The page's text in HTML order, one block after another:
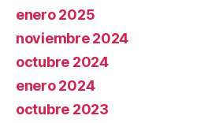
enero 2025
noviembre 2024
octubre 2024
enero 2024
octubre 2023